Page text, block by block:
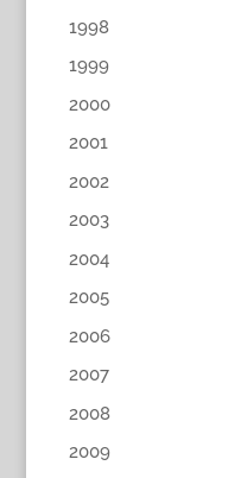
1998
1999
2000
2001
2002
2003
2004
2005
2006
2007
2008
2009